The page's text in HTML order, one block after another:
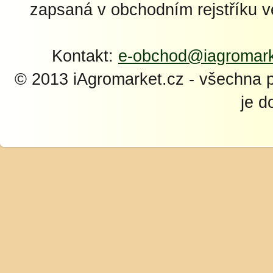
zapsaná v obchodním rejstříku
Kontakt: e-
© 2013 iAgromarket.cz - všechna
je